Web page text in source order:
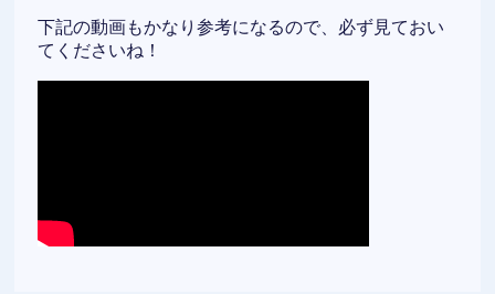
下記の動画もかなり参考になるので、必ず見ておい
てくださいね！